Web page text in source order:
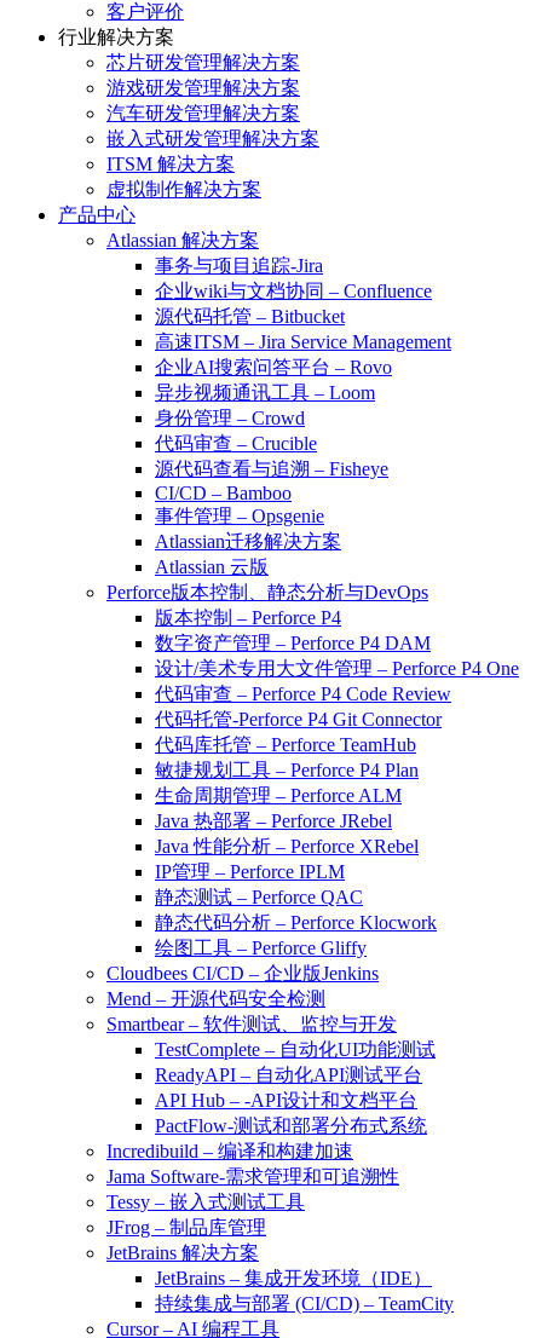
客户评价
行业解决方案
芯片研发管理解决方案
游戏研发管理解决方案
汽车研发管理解决方案
嵌入式研发管理解决方案
ITSM 解决方案
虚拟制作解决方案
产品中心
Atlassian 解决方案
事务与项目追踪-Jira
企业wiki与文档协同 – Confluence
源代码托管 – Bitbucket
高速ITSM – Jira Service Management
企业AI搜索问答平台 – Rovo
异步视频通讯工具 – Loom
身份管理 – Crowd
代码审查 – Crucible
源代码查看与追溯 – Fisheye
CI/CD – Bamboo
事件管理 – Opsgenie
Atlassian迁移解决方案
Atlassian 云版
Perforce版本控制、静态分析与DevOps
版本控制 – Perforce P4
数字资产管理 – Perforce P4 DAM
设计/美术专用大文件管理 – Perforce P4 One
代码审查 – Perforce P4 Code Review
代码托管-Perforce P4 Git Connector
代码库托管 – Perforce TeamHub
敏捷规划工具 – Perforce P4 Plan
生命周期管理 – Perforce ALM
Java 热部署 – Perforce JRebel
Java 性能分析 – Perforce XRebel
IP管理 – Perforce IPLM
静态测试 – Perforce QAC
静态代码分析 – Perforce Klocwork
绘图工具 – Perforce Gliffy
Cloudbees CI/CD – 企业版Jenkins
Mend – 开源代码安全检测
Smartbear – 软件测试、监控与开发
TestComplete – 自动化UI功能测试
ReadyAPI – 自动化API测试平台
API Hub – -API设计和文档平台
PactFlow-测试和部署分布式系统
Incredibuild – 编译和构建加速
Jama Software-需求管理和可追溯性
Tessy – 嵌入式测试工具
JFrog – 制品库管理
JetBrains 解决方案
JetBrains – 集成开发环境（IDE）
持续集成与部署 (CI/CD) – TeamCity
Cursor – AI 编程工具